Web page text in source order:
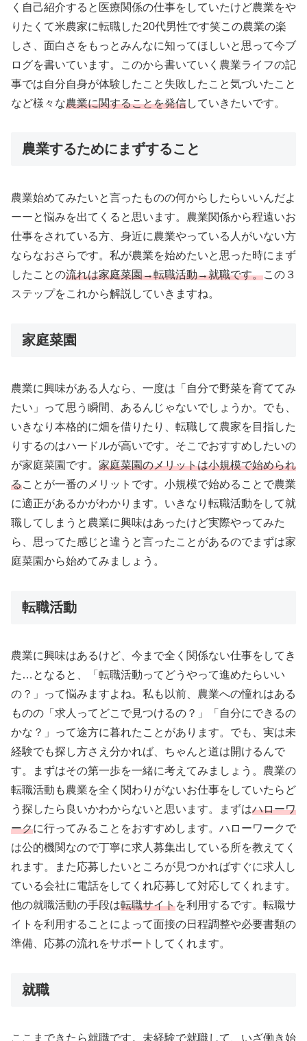
く自己紹介すると医療関係の仕事をしていたけど農業をや
りたくて米農家に転職した20代男性です笑この農業の楽
しさ、面白さをもっとみんなに知ってほしいと思って今ブ
ログを書いています。このから書いていく農業ライフの記
事では自分自身が体験したこと失敗したこと気づいたこと
など様々な農業に関することを発信していきたいです。
農業するためにまずすること
農業始めてみたいと言ったものの何からしたらいいんだよ
ーーと悩みを出てくると思います。農業関係から程遠いお
仕事をされている方、身近に農業やっている人がいない方
ならなおさらです。私が農業を始めたいと思った時にまず
したことの流れは家庭菜園→転職活動→就職です。この３
ステップをこれから解説していきますね。
家庭菜園
農業に興味がある人なら、一度は「自分で野菜を育ててみ
たい」って思う瞬間、あるんじゃないでしょうか。でも、
いきなり本格的に畑を借りたり、転職して農家を目指した
りするのはハードルが高いです。そこでおすすめしたいの
が家庭菜園です。 家庭菜園のメリットは小規模で始められ
ることが一番のメリットです。小規模で始めることで農業
に適正があるかがわかります。いきなり転職活動をして就
職してしまうと農業に興味はあったけど実際やってみた
ら、思ってた感じと違うと言ったことがあるのでまずは家
庭菜園から始めてみましょう。
転職活動
農業に興味はあるけど、今まで全く関係ない仕事をしてき
た…となると、「転職活動ってどうやって進めたらいい
の？」って悩みますよね。私も以前、農業への憧れはある
ものの「求人ってどこで見つけるの？」「自分にできるの
かな？」って途方に暮れたことがあります。でも、実は未
経験でも探し方さえ分かれば、ちゃんと道は開けるんで
す。まずはその第一歩を一緒に考えてみましょう。農業の
転職活動も農業を全く関わりがないお仕事をしていたらど
う探したら良いかわからないと思います。まずはハローワ
ークに行ってみることをおすすめします。ハローワークで
は公的機関なので丁寧に求人募集出している所を教えてく
れます。また応募したいところが見つかればすぐに求人し
ている会社に電話をしてくれ応募して対応してくれます。
他の就職活動の手段は転職サイトを利用するです。転職サ
イトを利用することによって面接の日程調整や必要書類の
準備、応募の流れをサポートしてくれます。
就職
ここまできたら就職です。未経験で就職して、いざ働き始